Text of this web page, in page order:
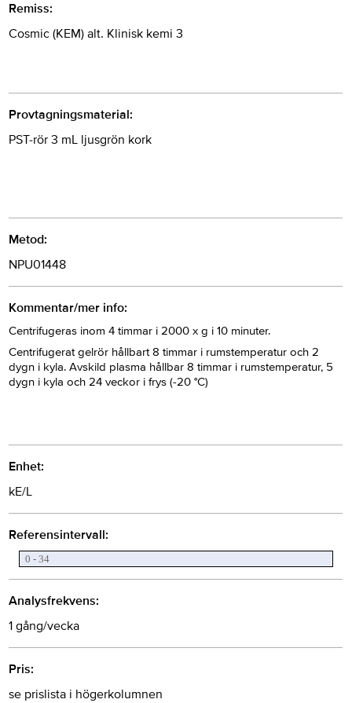
Remiss:
Cosmic (KEM) alt. Klinisk kemi 3
Provtagningsmaterial:
PST-rör 3 mL ljusgrön kork
Metod:
NPU01448
Kommentar/mer info:
Centrifugeras inom 4 timmar i 2000 x g i 10 minuter.
Centrifugerat gelrör hållbart 8 timmar i rumstemperatur och 2
dygn i kyla. Avskild plasma hållbar 8 timmar i rumstemperatur, 5
dygn i kyla och 24 veckor i frys (-20 °C)
Enhet:
kE/L
Referensintervall:
0 - 34
Analysfrekvens:
1 gång/vecka
Pris:
se prislista i högerkolumnen